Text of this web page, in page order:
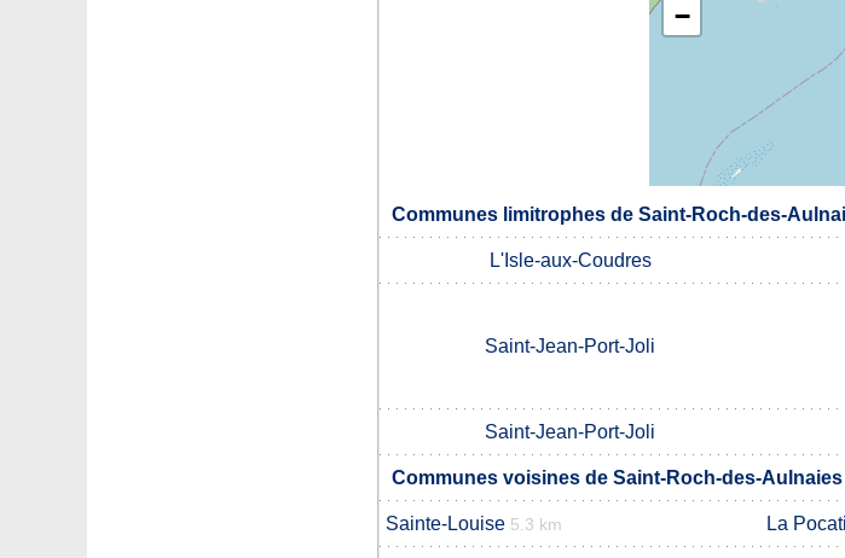
−
Communes limitrophes de Saint-Roch-des-
L'Isle-aux-Coudres
Saint-Jean-Port-Joli
Saint-Jean-Port-Joli
Communes voisines de Saint-Roch-des-Aulnaies
Sainte-Louise 5.3 km La